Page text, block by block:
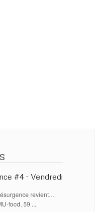
#4 - Vendredi
revient…
food, 59 ...